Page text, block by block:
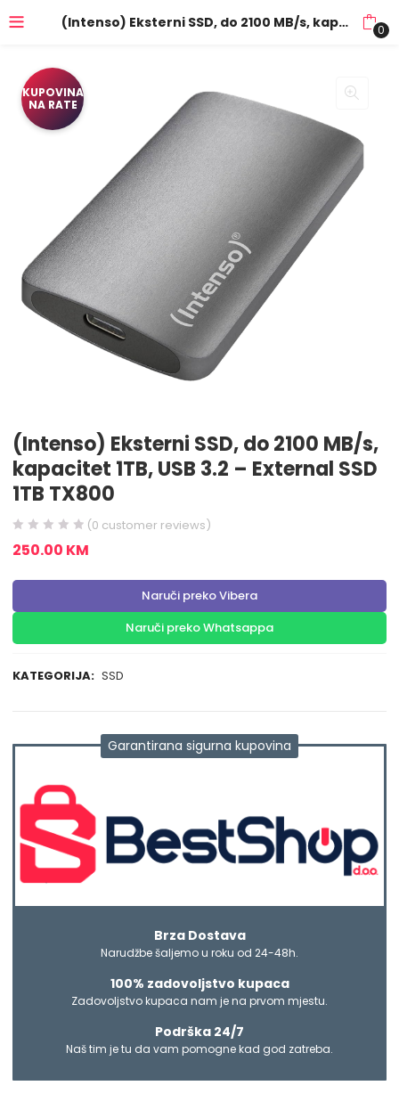
(Intenso) Eksterni SSD, do 2100 MB/s, kapacitet 1TB, USB 3.2 – External SSD 1TB TX800 0
KUPOVINA
NA RATE
(Intenso) Eksterni SSD, do 2100 MB/s,
kapacitet 1TB, USB 3.2 – External SSD
1TB TX800
(0 customer reviews)
250.00 KM
Naruči preko Vibera
Naruči preko Whatsappa
KATEGORIJA: SSD
Garantirana sigurna kupovina
Brza Dostava
Narudžbe šaljemo u roku od 24-48h.
100% zadovoljstvo kupaca
Zadovoljstvo kupaca nam je na prvom mjestu.
Podrška 24/7
Naš tim je tu da vam pomogne kad god zatreba.